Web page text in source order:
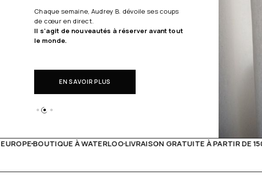
Chaque semaine, Audrey B. dévoile ses coups
de cœur en direct.
Il s'agit de nouveautés à réserver avant tout
le monde.
EN SAVOIR PLUS
GRATUITE À PARTIR DE 150€LIVE FACEBOOK CHAQUE SEMAINE